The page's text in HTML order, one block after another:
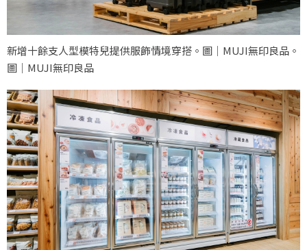
新增十餘支人型模特兒提供服飾情境穿搭。圖｜MUJI無印良品。
圖｜MUJI無印良品